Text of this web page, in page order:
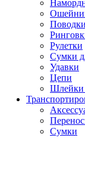
Рулетки
Сумки
Удавки
Цепи
Шлейки
Сумки